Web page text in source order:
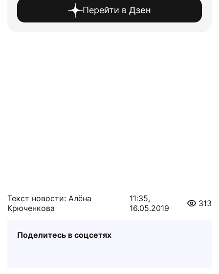
Перейти в Дзен
Текст новости: Алёна
Крюченкова
11:35,
16.05.2019
313
Поделитесь в соцсетях